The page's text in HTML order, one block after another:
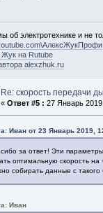
об электротехнике и не
Жук на Rutube
alexzhuk.ru
Re: скорость передачи
« Ответ #5 : 27 Январь
Иван от 23 Январь 2019,
за ответ! Эти
оптимальную скорость на
собирать данные с такого
Иван